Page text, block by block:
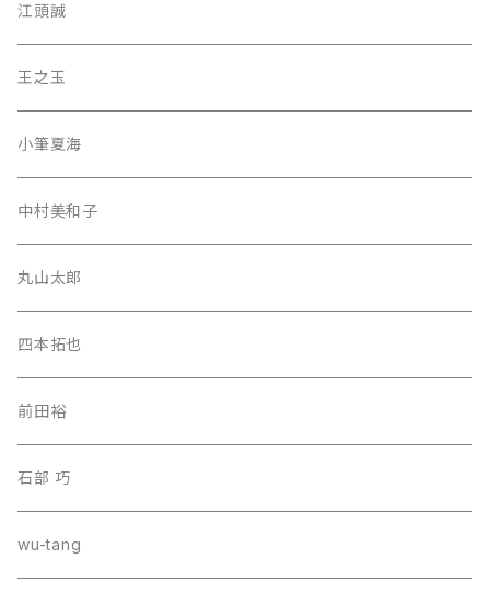
江頭誠
王之玉
小筆夏海
中村美和子
丸山太郎
四本拓也
前田裕
石部 巧
wu-tang